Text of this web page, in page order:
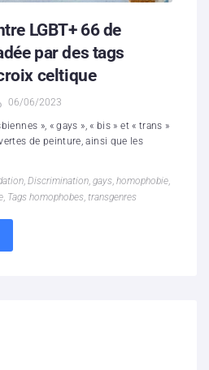
LGBT+ 66 de
par des tags
celtique
06/06/2023
», « gays », « bis » et « trans »
de peinture, ainsi que les
, Discrimination, gays, homophobie,
, Tags homophobes, transgenres